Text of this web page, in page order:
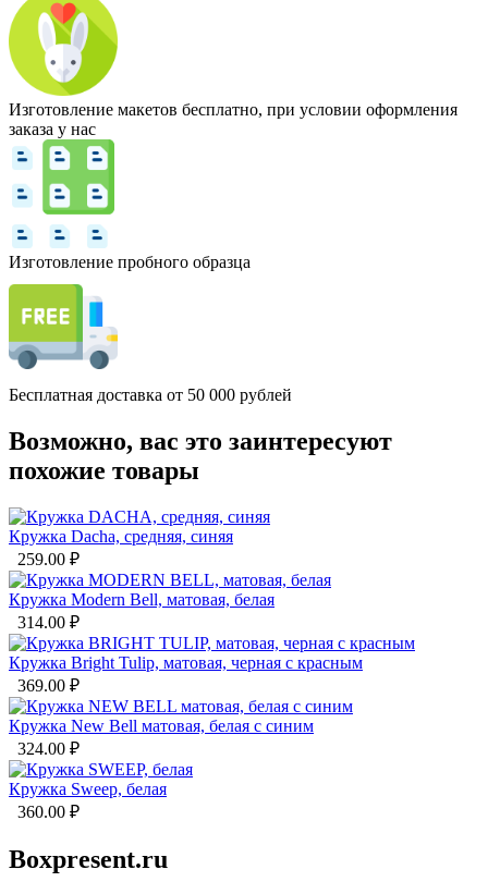
Изготовление макетов бесплатно, при условии оформления
заказа у нас
Изготовление пробного образца
Бесплатная доставка от 50 000 рублей
Возможно, вас это заинтересуют
похожие товары
Кружка Dacha, средняя, синяя
259.00 ₽
Кружка Modern Bell, матовая, белая
314.00 ₽
Кружка Bright Tulip, матовая, черная с красным
369.00 ₽
Кружка New Bell матовая, белая с синим
324.00 ₽
Кружка Sweep, белая
360.00 ₽
Boxpresent.ru